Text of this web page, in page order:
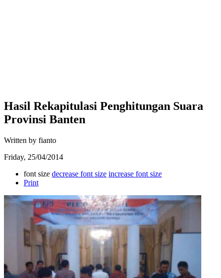
Hasil Rekapitulasi Penghitungan Suara
Provinsi Banten
Written by fianto
Friday, 25/04/2014
font size decrease font size increase font size
Print